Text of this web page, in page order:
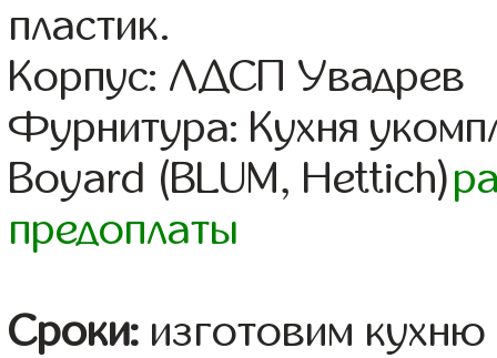
пластик.
Корпус: ЛДСП Увадрев
Фурнитура: Кухня
Boyard (BLUM, Hettich)
предоплаты
Сроки: изготовим